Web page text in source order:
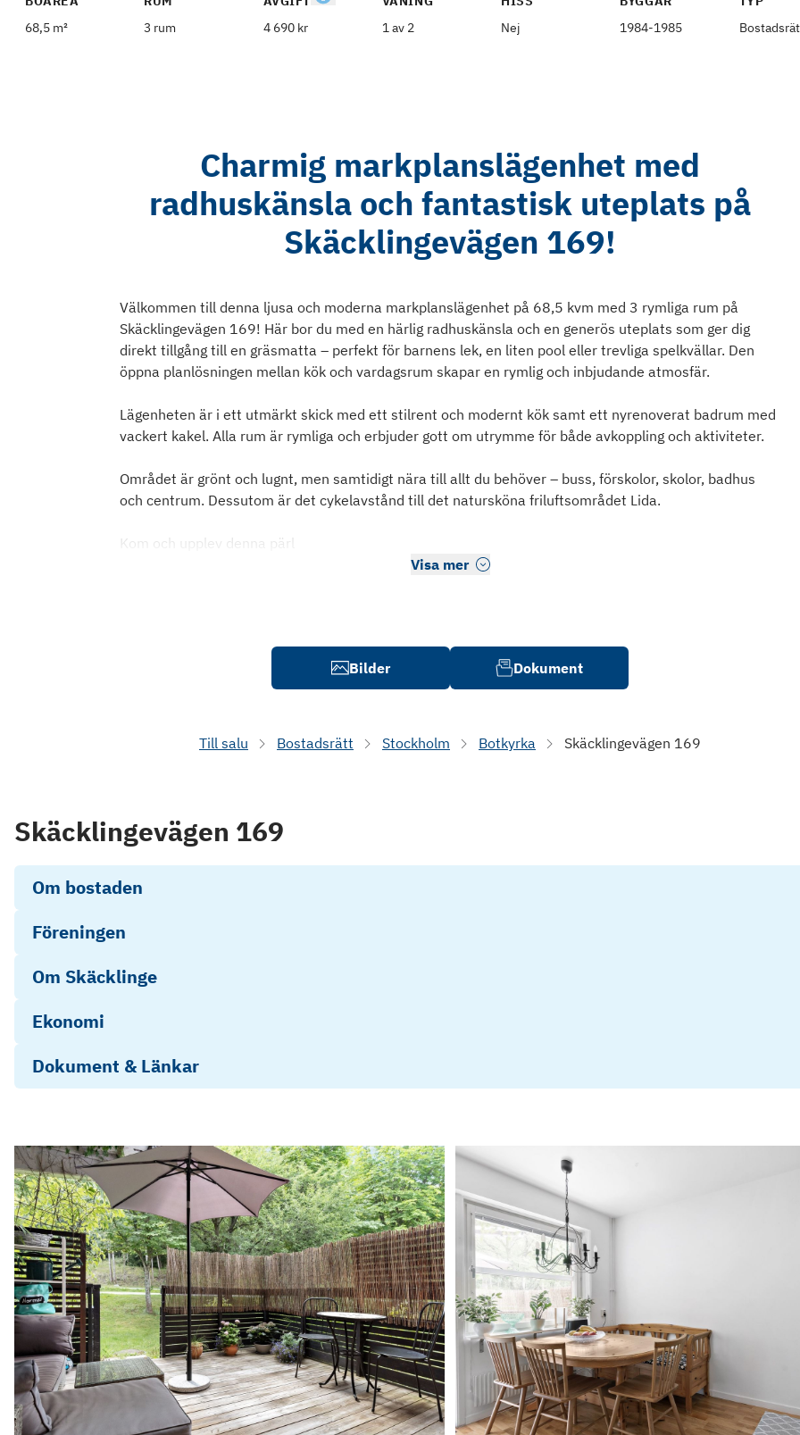
68,5 m²
3 rum
4 690 kr
1 av 2
Nej
1984-1985
Charmig markplanslägenhet med
radhuskänsla och fantastisk uteplats på
Skäcklingevägen 169!
Välkommen till denna ljusa och moderna markplanslägenhet på 68,5 kvm med 3 rymliga rum på
Skäcklingevägen 169! Här bor du med en härlig radhuskänsla och en generös uteplats som ger dig
direkt tillgång till en gräsmatta – perfekt för barnens lek, en liten pool eller trevliga spelkvällar. Den
öppna planlösningen mellan kök och vardagsrum skapar en rymlig och inbjudande atmosfär.
Lägenheten är i ett utmärkt skick med ett stilrent och modernt kök samt ett nyrenoverat badrum med
vackert kakel. Alla rum är rymliga och erbjuder gott om utrymme för både avkoppling och aktiviteter.
Området är grönt och lugnt, men samtidigt nära till allt du behöver – buss, förskolor, skolor, badhus
och centrum. Dessutom är det cykelavstånd till det natursköna friluftsområdet Lida.
Kom och upplev denna pärl
Visa mer
Bilder Dokument
Till salu Bostadsrätt Stockholm Botkyrka Skäcklingevägen 169
Skäcklingevägen 169
Om bostaden
Föreningen
Om Skäcklinge
Ekonomi
Dokument & Länkar